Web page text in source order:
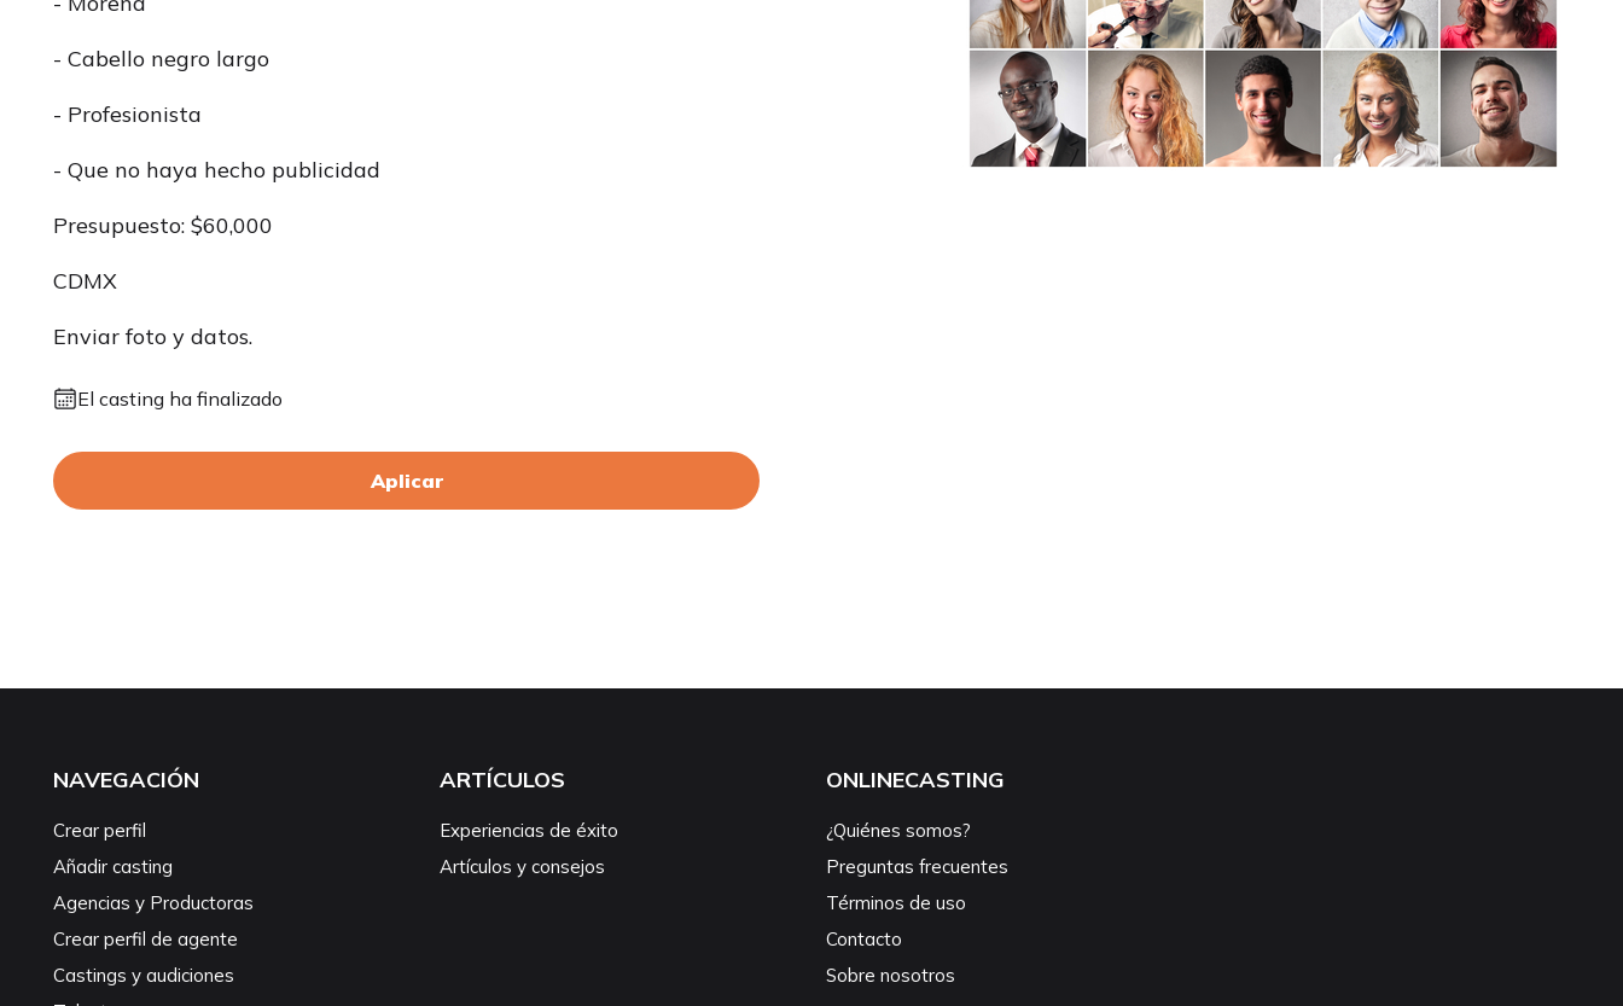
- Cabello negro largo
- Profesionista
- Que no haya hecho publicidad
Presupuesto: $60,000
CDMX
Enviar foto y datos.
El casting ha finalizado
Aplicar
NAVEGACIÓN
Crear perfil
Añadir casting
Agencias y Productoras
Crear perfil de agente
Castings y audiciones
ARTÍCULOS
Experiencias de éxito
Artículos y consejos
ONLINECASTING
¿Quiénes somos?
Preguntas frecuentes
Términos de uso
Contacto
Sobre nosotros